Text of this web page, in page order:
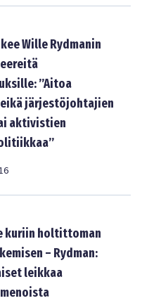
Wille Rydmanin
”Aitoa
järjestöjohtajien
aktivistien
kuriin holtittoman
– Rydman:
leikkaa